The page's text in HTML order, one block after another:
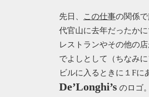
先日、 この仕事の関係で
代官山に去年だったかに
レストランやその他の
でよしとして（ちなみ
ビルに入るときに１Fに
De’Longhi’s のロゴ。